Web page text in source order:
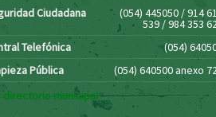
Ciudadana (054) 445050 / 914
539 / 984 353
Telefónica
(054)
Pública
(054) 640500 anexo
directorio municipal